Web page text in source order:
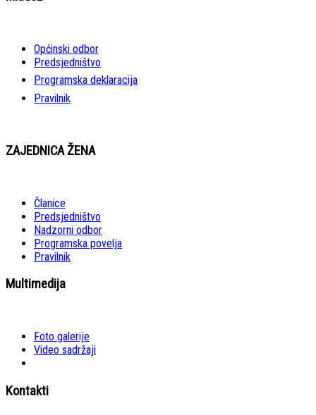
Općinski odbor
Predsjedništvo
Programska deklaracija
Pravilnik
ZAJEDNICA ŽENA
Članice
Predsjedništvo
Nadzorni odbor
Programska povelja
Pravilnik
Multimedija
Foto galerije
Video sadržaji
Kontakti